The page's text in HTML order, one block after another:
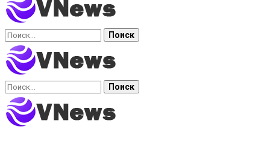
Найти:
Найти: